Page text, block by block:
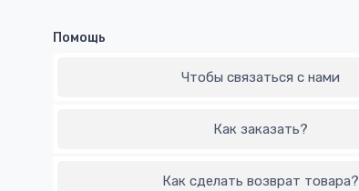
Помощь
Чтобы связаться с нами
Как заказать?
Как сделать возврат товара?